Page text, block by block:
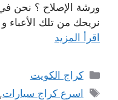
ورشة الإصلاح ؟ نحن
نريحك من تلك الأعباء
اقرأ المزيد
التصنيفات
كراج الكويت
الوسوم
اسرع كراج سيارات,